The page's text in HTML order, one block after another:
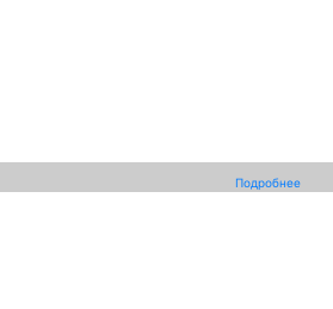
Подробнее